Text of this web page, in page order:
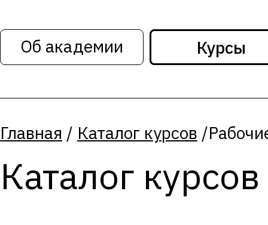
Об академии Курсы
Главная / Каталог курсов /
Каталог курсов